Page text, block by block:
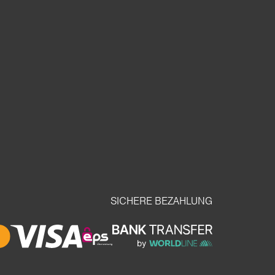
SICHERE BEZAHLUNG